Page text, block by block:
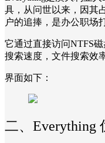
具，从问世以来，因其
户的追捧，是办公职场
它通过直接访问NTFS
搜索速度，文件搜索效
界面如下：
二、Everything